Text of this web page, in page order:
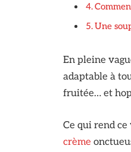
Une
En pleine
adaptable à
fruitée… et
Ce qui rend
crème